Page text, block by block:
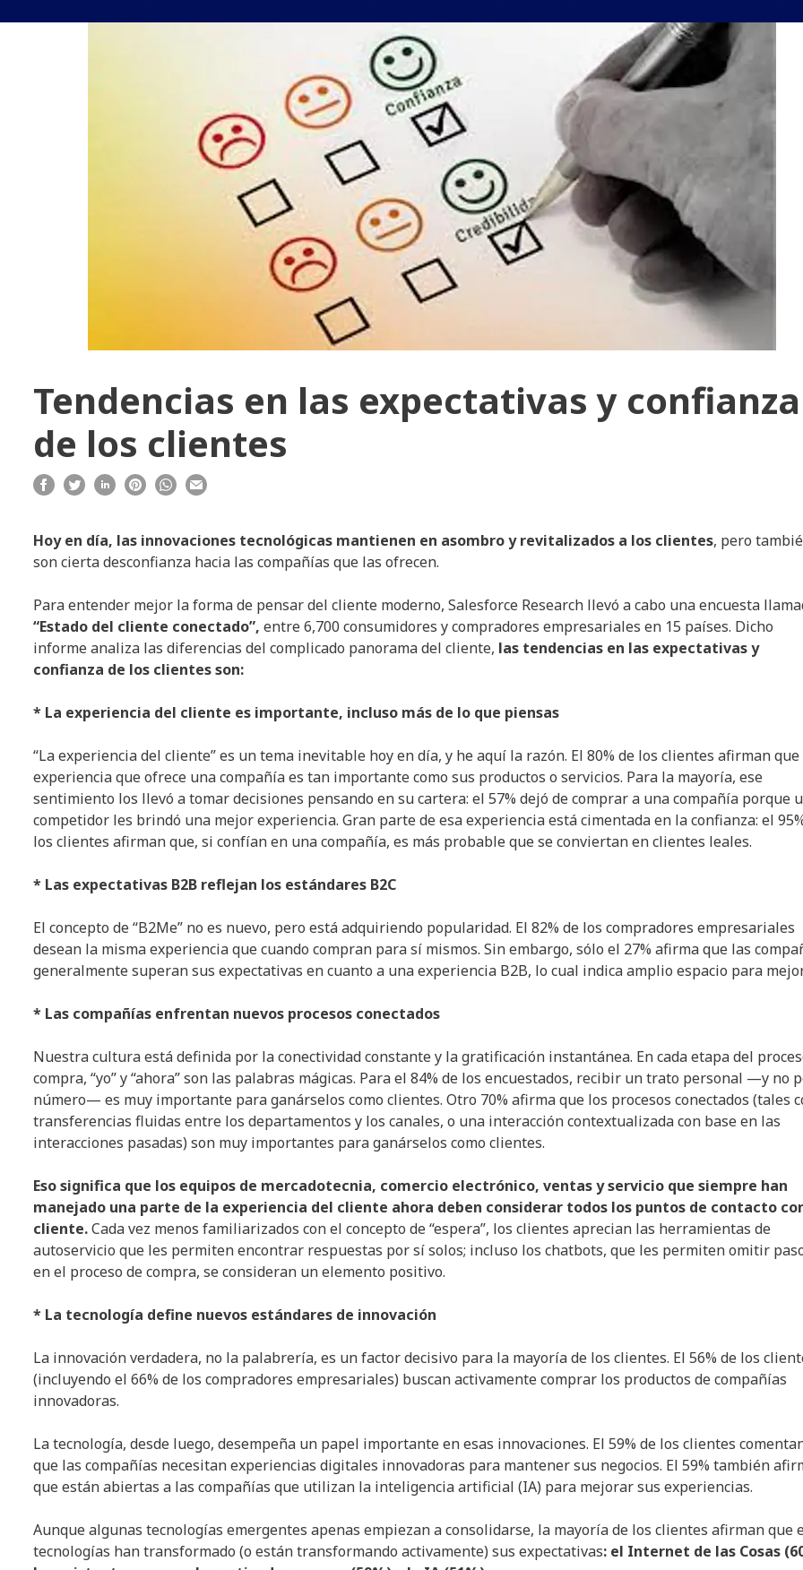
Tendencias en las expectativas y confianza
de los clientes
Hoy en día, las innovaciones tecnológicas mantienen en asombro y revitalizados a los clientes, pero
son cierta desconfianza hacia las compañías que las ofrecen.
Para entender mejor la forma de pensar del cliente moderno, Salesforce Research llevó a cabo una encuesta
“Estado del cliente conectado”, entre 6,700 consumidores y compradores empresariales en 15 países. Dicho
informe analiza las diferencias del complicado panorama del cliente, las tendencias en las expectativas y
confianza de los clientes son:
* La experiencia del cliente es importante, incluso más de lo que piensas
“La experiencia del cliente” es un tema inevitable hoy en día, y he aquí la razón. El 80% de los clientes afirman
experiencia que ofrece una compañía es tan importante como sus productos o servicios. Para la mayoría, ese
sentimiento los llevó a tomar decisiones pensando en su cartera: el 57% dejó de comprar a una compañía porque
competidor les brindó una mejor experiencia. Gran parte de esa experiencia está cimentada en la confianza: el
los clientes afirman que, si confían en una compañía, es más probable que se conviertan en clientes leales.
* Las expectativas B2B reflejan los estándares B2C
El concepto de “B2Me” no es nuevo, pero está adquiriendo popularidad. El 82% de los compradores empresariales
desean la misma experiencia que cuando compran para sí mismos. Sin embargo, sólo el 27% afirma que las
generalmente superan sus expectativas en cuanto a una experiencia B2B, lo cual indica amplio espacio para
* Las compañías enfrentan nuevos procesos conectados
Nuestra cultura está definida por la conectividad constante y la gratificación instantánea. En cada etapa del
compra, “yo” y “ahora” son las palabras mágicas. Para el 84% de los encuestados, recibir un trato personal —y no
número— es muy importante para ganárselos como clientes. Otro 70% afirma que los procesos conectados (tales
transferencias fluidas entre los departamentos y los canales, o una interacción contextualizada con base en las
interacciones pasadas) son muy importantes para ganárselos como clientes.
Eso significa que los equipos de mercadotecnia, comercio electrónico, ventas y servicio que siempre han
manejado una parte de la experiencia del cliente ahora deben considerar todos los puntos de contacto
cliente.Cada vez menos familiarizados con el concepto de “espera”, los clientes aprecian las herramientas de
autoservicio que les permiten encontrar respuestas por sí solos; incluso los chatbots, que les permiten omitir
en el proceso de compra, se consideran un elemento positivo.
* La tecnología define nuevos estándares de innovación
La innovación verdadera, no la palabrería, es un factor decisivo para la mayoría de los clientes. El 56% de los
(incluyendo el 66% de los compradores empresariales) buscan activamente comprar los productos de compañías
innovadoras.
La tecnología, desde luego, desempeña un papel importante en esas innovaciones. El 59% de los clientes
que las compañías necesitan experiencias digitales innovadoras para mantener sus negocios. El 59% también
que están abiertas a las compañías que utilizan la inteligencia artificial (IA) para mejorar sus experiencias.
Aunque algunas tecnologías emergentes apenas empiezan a consolidarse, la mayoría de los clientes afirman que
tecnologías han transformado (o están transformando activamente) sus expectativas: el Internet de las Cosas